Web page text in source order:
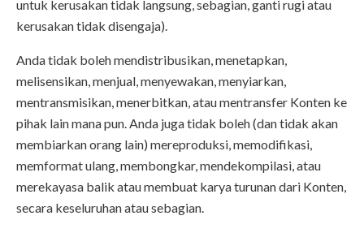
untuk kerusakan tidak langsung, sebagian, ganti rugi atau
kerusakan tidak disengaja).
Anda tidak boleh mendistribusikan, menetapkan,
melisensikan, menjual, menyewakan, menyiarkan,
mentransmisikan, menerbitkan, atau mentransfer Konten ke
pihak lain mana pun. Anda juga tidak boleh (dan tidak akan
membiarkan orang lain) mereproduksi, memodifikasi,
memformat ulang, membongkar, mendekompilasi, atau
merekayasa balik atau membuat karya turunan dari Konten,
secara keseluruhan atau sebagian.